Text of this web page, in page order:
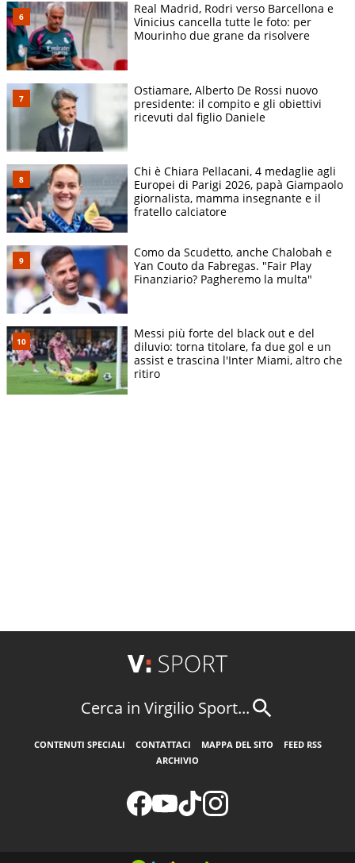
Real Madrid, Rodri verso Barcellona e
Vinicius cancella tutte le foto: per
Mourinho due grane da risolvere
Ostiamare, Alberto De Rossi nuovo
presidente: il compito e gli obiettivi
ricevuti dal figlio Daniele
Chi è Chiara Pellacani, 4 medaglie agli
Europei di Parigi 2026, papà Giampaolo
giornalista, mamma insegnante e il
fratello calciatore
Como da Scudetto, anche Chalobah e
Yan Couto da Fabregas. "Fair Play
Finanziario? Pagheremo la multa"
Messi più forte del black out e del
diluvio: torna titolare, fa due gol e un
assist e trascina l'Inter Miami, altro che
ritiro
Cerca in Virgilio Sport...
CONTENUTI SPECIALI CONTATTACI MAPPA DEL SITO
FEED RSS
ARCHIVIO